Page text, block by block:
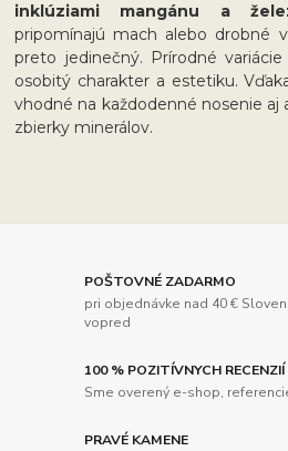
inklúziami mangánu a
pripomínajú mach alebo drobné
preto jedinečný. Prírodné
osobitý charakter a estetiku.
vhodné na každodenné nosenie aj
zbierky minerálov.
POŠTOVNÉ ZADARMO
pri objednávke nad 40 €
vopred
100 % POZITÍVNYCH RECENZIÍ
Sme overený e-shop,
PRAVÉ KAMENE